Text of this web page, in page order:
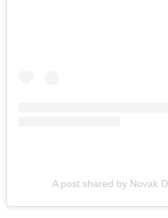
A post shared by Novak